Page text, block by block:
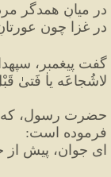
در میانِ همدگر
در غزا چون
گفت پیغمبر،
لاشُجاعَه یاٰ فَتیٰ
فرموده است:
ای جوان، پیش